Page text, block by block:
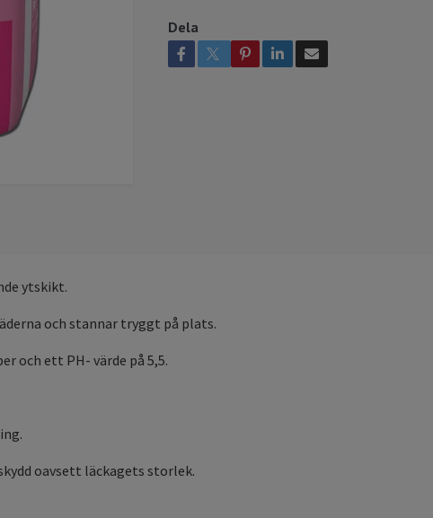
Dela
ytskikt.
och stannar tryggt på plats.
och ett PH- värde på 5,5.
oavsett läckagets storlek.